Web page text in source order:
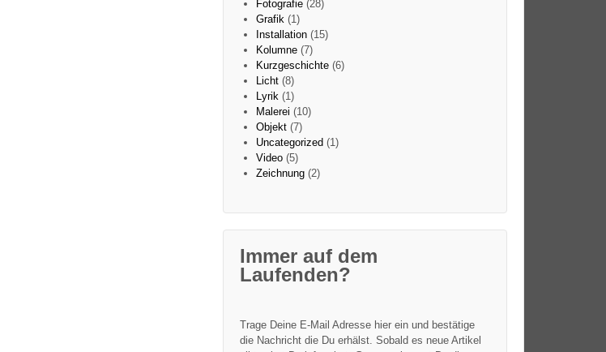
Fotografie(28)
Grafik (1)
Installation(15)
Kolumne(7)
Kurzgeschichte(6)
Licht(8)
Lyrik (1)
Malerei (10)
Objekt(7)
Uncategorized(1)
Video(5)
Zeichnung(2)
Immer auf dem
Laufenden?
Trage Deine E-Mail Adresse hier ein und bestätige
die Nachricht die Du erhälst. Sobald es neue Artikel